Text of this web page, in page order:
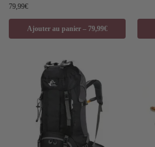
79,99€
Ajouter au panier – 79,99€